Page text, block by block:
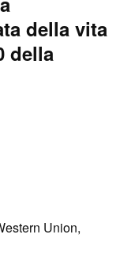
della vita
della
Union,